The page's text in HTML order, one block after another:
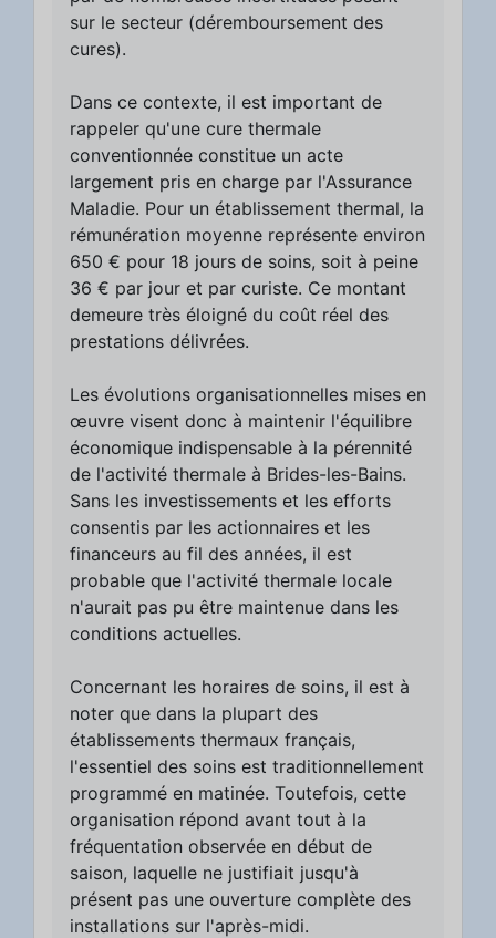
sur le secteur (déremboursement des
cures).
Dans ce contexte, il est important de
rappeler qu'une cure thermale
conventionnée constitue un acte
largement pris en charge par l'Assurance
Maladie. Pour un établissement thermal, la
rémunération moyenne représente environ
650 € pour 18 jours de soins, soit à peine
36 € par jour et par curiste. Ce montant
demeure très éloigné du coût réel des
prestations délivrées.
Les évolutions organisationnelles mises en
œuvre visent donc à maintenir l'équilibre
économique indispensable à la pérennité
de l'activité thermale à Brides-les-Bains.
Sans les investissements et les efforts
consentis par les actionnaires et les
financeurs au fil des années, il est
probable que l'activité thermale locale
n'aurait pas pu être maintenue dans les
conditions actuelles.
Concernant les horaires de soins, il est à
noter que dans la plupart des
établissements thermaux français,
l'essentiel des soins est traditionnellement
programmé en matinée. Toutefois, cette
organisation répond avant tout à la
fréquentation observée en début de
saison, laquelle ne justifiait jusqu'à
présent pas une ouverture complète des
installations sur l'après-midi.